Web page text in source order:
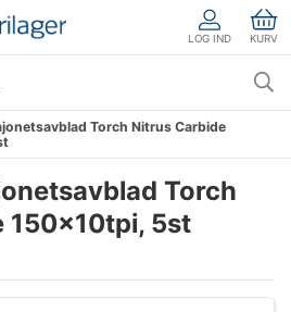
LOG IND KURV
Torch Nitrus Carbide
Torch
150×10tpi, 5st